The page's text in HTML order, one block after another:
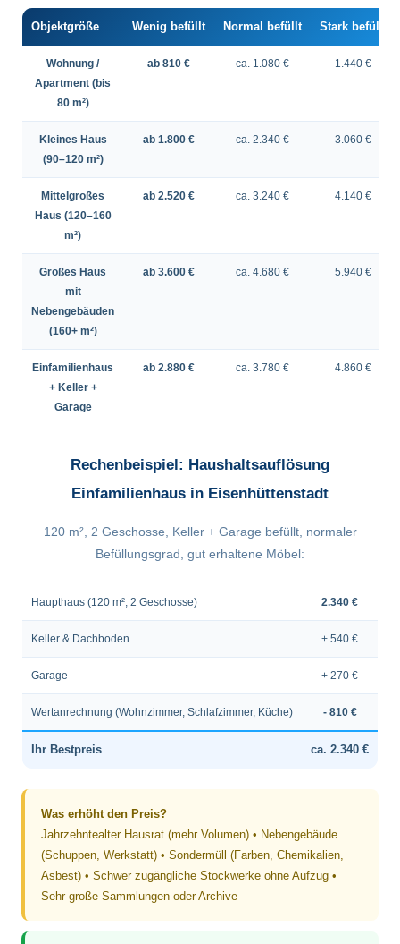
Objektgröße Wenig befüllt Normal befüllt Stark befüllt
Wohnung /
Apartment (bis
80 m²)
ab 810 € ca. 1.080 € 1.440 €
Kleines Haus
(90–120 m²)
ab 1.800 € ca. 2.340 € 3.060 €
Mittelgroßes
Haus (120–160
m²)
ab 2.520 € ca. 3.240 € 4.140 €
Großes Haus
mit
Nebengebäuden
(160+ m²)
ab 3.600 € ca. 4.680 € 5.940 €
Einfamilienhaus
+ Keller +
Garage
ab 2.880 € ca. 3.780 € 4.860 €
Rechenbeispiel: Haushaltsauflösung
Einfamilienhaus in Eisenhüttenstadt
120 m², 2 Geschosse, Keller + Garage befüllt, normaler
Befüllungsgrad, gut erhaltene Möbel:
Haupthaus (120 m², 2 Geschosse) 2.340 €
Keller & Dachboden + 540 €
Garage + 270 €
Wertanrechnung (Wohnzimmer, Schlafzimmer, Küche) - 810 €
Ihr Bestpreis ca. 2.340 €
Was erhöht den Preis?
Jahrzehntealter Hausrat (mehr Volumen) • Nebengebäude
(Schuppen, Werkstatt) • Sondermüll (Farben, Chemikalien,
Asbest) • Schwer zugängliche Stockwerke ohne Aufzug •
Sehr große Sammlungen oder Archive